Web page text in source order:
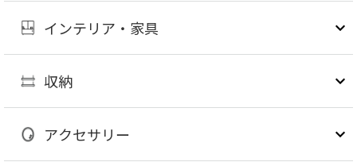
インテリア・家具
収納
アクセサリー